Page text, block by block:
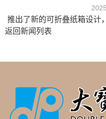
推出了新的可折叠纸箱设计
返回新闻列表